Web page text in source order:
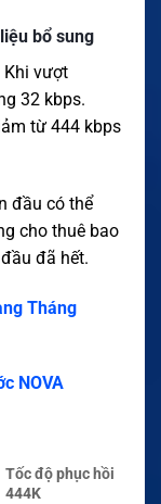
bổ sung
Khi vượt
32 kbps.
từ 444 kbps
đầu có thể
cho thuê bao
đã hết.
Tháng
NOVA
Tốc độ phục hồi
444K